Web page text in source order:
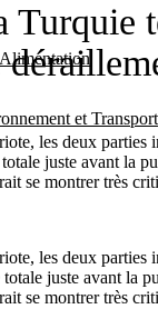
et Transport
Turquie
les deux parties
juste avant la
se montrer très
les deux parties
totale juste avant la
se montrer très